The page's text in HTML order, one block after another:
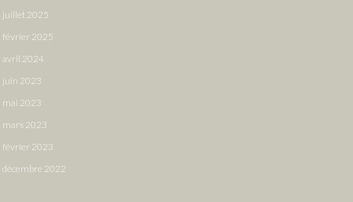
juillet 2025
février 2025
avril 2024
juin 2023
mai 2023
mars 2023
février 2023
décembre 2022